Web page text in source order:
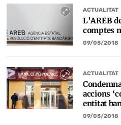
ACTUALITAT
L’AREB
comptes
09/05/2018
ACTUALITAT
accions
entitat
09/05/2018